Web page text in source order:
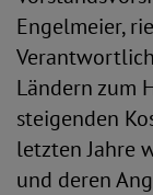
Engelmeier,
Ländern zum
steigenden
letzten Jahre
und deren